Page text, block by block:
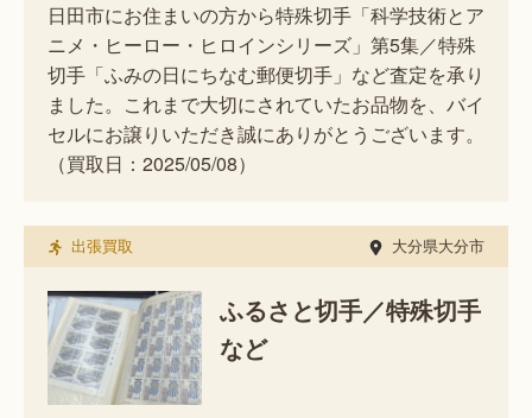
日田市にお住まいの方から特殊切手「科学技術とア
ニメ・ヒーロー・ヒロインシリーズ」第5集／特殊
切手「ふみの日にちなむ郵便切手」など査定を承り
ました。これまで大切にされていたお品物を、バイ
セルにお譲りいただき誠にありがとうございます。
（買取日：2025/05/08）
出張買取 大分県大分市
ふるさと切手／特殊切手
など